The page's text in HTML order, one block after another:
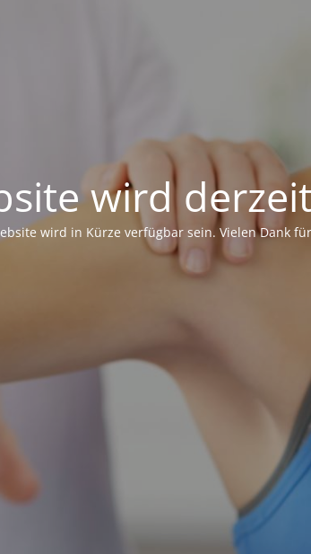
wird
wird in Kürze verfügbar sein. Vielen Dank